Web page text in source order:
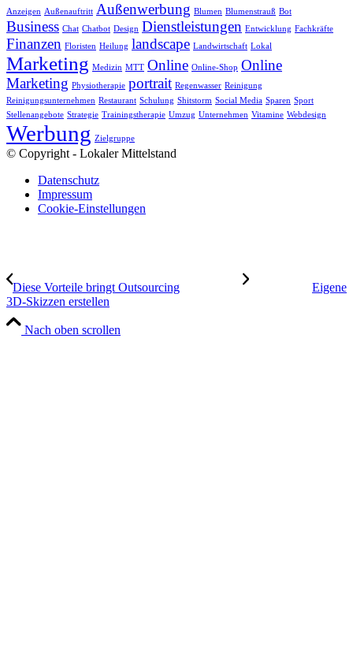
Anzeigen Außenauftritt Außenwerbung Blumen Blumenstrauß Bot
Business Chat Chatbot Design Dienstleistungen Entwicklung Fachkräfte
Finanzen Floristen Heilung landscape Landwirtschaft Lokal
Marketing Medizin MTT Online Online-Shop Online
Marketing Physiotherapie portrait Regenwasser Reinigung
Reinigungsunternehmen Restaurant Schulung Shitstorm Social Media Sparen Sport
Stellenangebote Strategie Trainingstherapie Umzug Unternehmen Vitamine Webdesign
Werbung Zielgruppe
© Copyright - Lokaler Mittelstand
Datenschutz
Impressum
Cookie-Einstellungen
Diese Vorteile bringt Outsourcing
Eigene
3D-Skizzen erstellen
Nach oben scrollen